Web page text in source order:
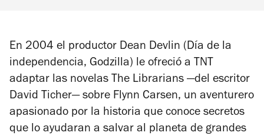
En 2004 el productor Dean Devlin (Día de la
independencia, Godzilla) le ofreció a TNT
adaptar las novelas The Librarians —del escritor
David Ticher— sobre Flynn Carsen, un aventurero
apasionado por la historia que conoce secretos
que lo ayudaran a salvar al planeta de grandes